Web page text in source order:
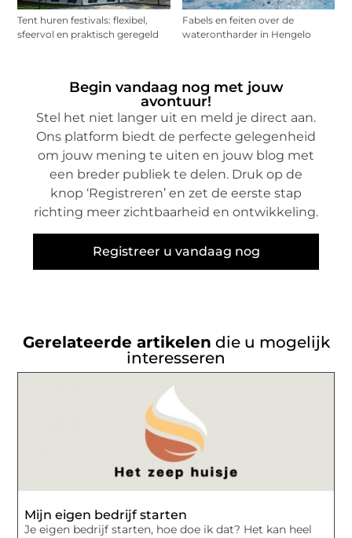
Tent huren festivals: flexibel,
sfeervol en praktisch geregeld
Fabels en feiten over de
waterontharder in Hengelo
Begin vandaag nog met jouw
avontuur!
Stel het niet langer uit en meld je direct aan.
Ons platform biedt de perfecte gelegenheid
om jouw mening te uiten en jouw blog met
een breder publiek te delen. Druk op de
knop ‘Registreren’ en zet de eerste stap
richting meer zichtbaarheid en ontwikkeling.
Registreer u vandaag nog
Gerelateerde artikelen die u mogelijk
interesseren
Mijn eigen bedrijf starten
Je eigen bedrijf starten, hoe doe ik dat? Het kan heel